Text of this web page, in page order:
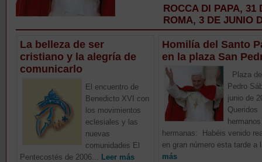
ROCCA DI PAPA, 31
ROMA, 3 DE JUNIO
La belleza de ser
cristiano y la alegría de
comunicarlo
El encuentro de
Benedicto XVI con
los movimientos
eclesiales y las
nuevas
comunidades El
Pentecostés de 2006... Leer más
Homilía del Santo
en la plaza San
Plaza
Pedro
junio de
Queridos
hermanas: Habéis venido
en gran número esta tarde a
más